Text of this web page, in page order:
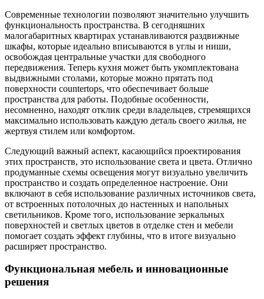
Современные технологии позволяют значительно улучшить
функциональность пространства. В сегодняшних
малогабаритных квартирах устанавливаются раздвижные
шкафы, которые идеально вписываются в углы и ниши,
освобождая центральные участки для свободного
передвижения. Теперь кухня может быть укомплектована
выдвижными столами, которые можно прятать под
поверхности countertops, что обеспечивает больше
пространства для работы. Подобные особенности,
несомненно, находят отклик среди владельцев, стремящихся
максимально использовать каждую деталь своего жилья, не
жертвуя стилем или комфортом.
Следующий важный аспект, касающийся проектирования
этих пространств, это использование света и цвета. Отлично
продуманные схемы освещения могут визуально увеличить
пространство и создать определенное настроение. Они
включают в себя использование различных источников света,
от встроенных потолочных до настенных и напольных
светильников. Кроме того, использование зеркальных
поверхностей и светлых цветов в отделке стен и мебели
помогает создать эффект глубины, что в итоге визуально
расширяет пространство.
Функциональная мебель и инновационные
решения